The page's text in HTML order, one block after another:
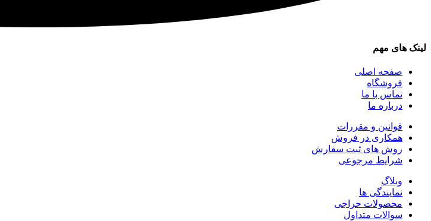
لینک های مهم
صفحه اصلی
فروشگاه
تماس با ما
درباره ما
قوانین و مقررات
همکاری در فروش
روش های ثبت سفارش
شرایط مرجوعی
وبلاگ
نمایندگی ها
محصولات حراجی
سوالات متداول